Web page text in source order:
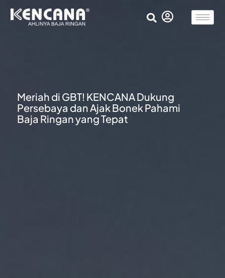
Meriah di GBT! KENCANA Dukung
Persebaya dan Ajak Bonek Pahami
Baja Ringan yang Tepat